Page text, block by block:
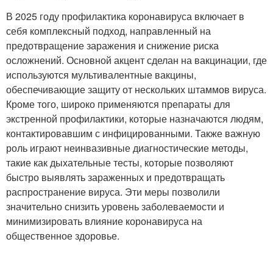
В 2025 году профилактика коронавируса включает в
себя комплексный подход, направленный на
предотвращение заражения и снижение риска
осложнений. Основной акцент сделан на вакцинации, где
используются мультивалентные вакцины,
обеспечивающие защиту от нескольких штаммов вируса.
Кроме того, широко применяются препараты для
экстренной профилактики, которые назначаются людям,
контактировавшим с инфицированными. Также важную
роль играют неинвазивные диагностические методы,
такие как дыхательные тесты, которые позволяют
быстро выявлять зараженных и предотвращать
распространение вируса. Эти меры позволили
значительно снизить уровень заболеваемости и
минимизировать влияние коронавируса на
общественное здоровье.